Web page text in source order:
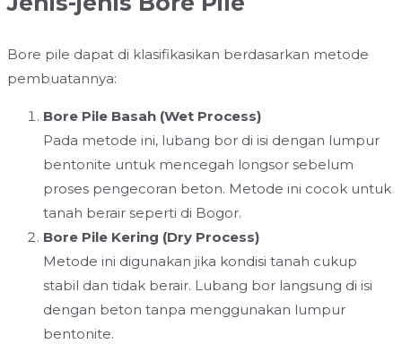
Bore pile dapat di klasifikasikan berdasarkan metode
pembuatannya:
Bore Pile Basah (Wet Process)
Pada metode ini, lubang bor di isi dengan lumpur
bentonite untuk mencegah longsor sebelum
proses pengecoran beton. Metode ini cocok untuk
tanah berair seperti di Bogor.
Bore Pile Kering (Dry Process)
Metode ini digunakan jika kondisi tanah cukup
stabil dan tidak berair. Lubang bor langsung di isi
dengan beton tanpa menggunakan lumpur
bentonite.